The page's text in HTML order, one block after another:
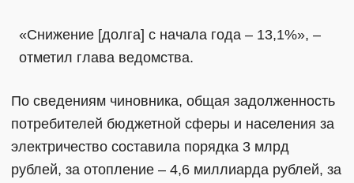
«Снижение [долга] с начала года – 13,1%», –
отметил глава ведомства.
По сведениям чиновника, общая задолженность
потребителей бюджетной сферы и населения за
электричество составила порядка 3 млрд
рублей, за отопление – 4,6 миллиарда рублей, за